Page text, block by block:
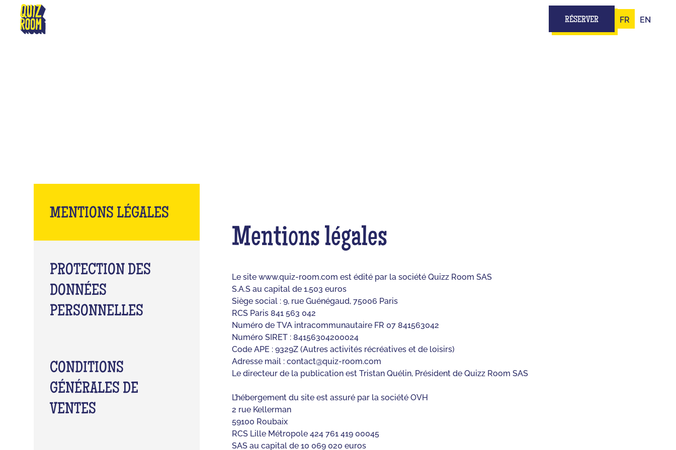
RÉSERVER FR EN
MENTIONS LÉGALES
PROTECTION DES
DONNÉES
PERSONNELLES
CONDITIONS
GÉNÉRALES DE
VENTES
Mentions légales
Le site www.quiz-room.com est édité par la société Quizz Room SAS
S.A.S au capital de 1.503 euros
Siège social : 9, rue Guénégaud, 75006 Paris
RCS Paris 841 563 042
Numéro de TVA intracommunautaire FR 07 841563042
Numéro SIRET : 84156304200024
Code APE : 9329Z (Autres activités récréatives et de loisirs)
Adresse mail :contact@quiz-room.com
Le directeur de la publication est Tristan Quélin, Président de Quizz Room SAS
L’hébergement du site est assuré par la société OVH
2 rue Kellerman
59100 Roubaix
RCS Lille Métropole 424 761 419 00045
SAS au capital de 10 069 020 euros